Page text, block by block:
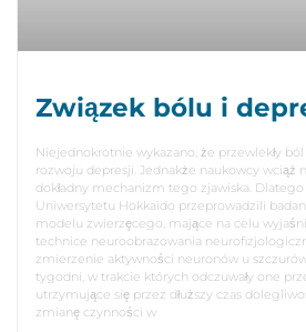
Związek bólu i
Niejednokrotnie wykazano, że przewlekły
rozwoju depresji. Jednakże naukowcy wciąż
dokładny mechanizm tego zjawiska.
Uniwersytetu Hokkaido przeprowadzili
modelu zwierzęcego, mające na celu
technice neuroobrazowania
zmierzenie aktywności neuronów u
tygodni, w trakcie których odczuwały one
utrzymujące się przez dłuższy czas
zmianę czynności w